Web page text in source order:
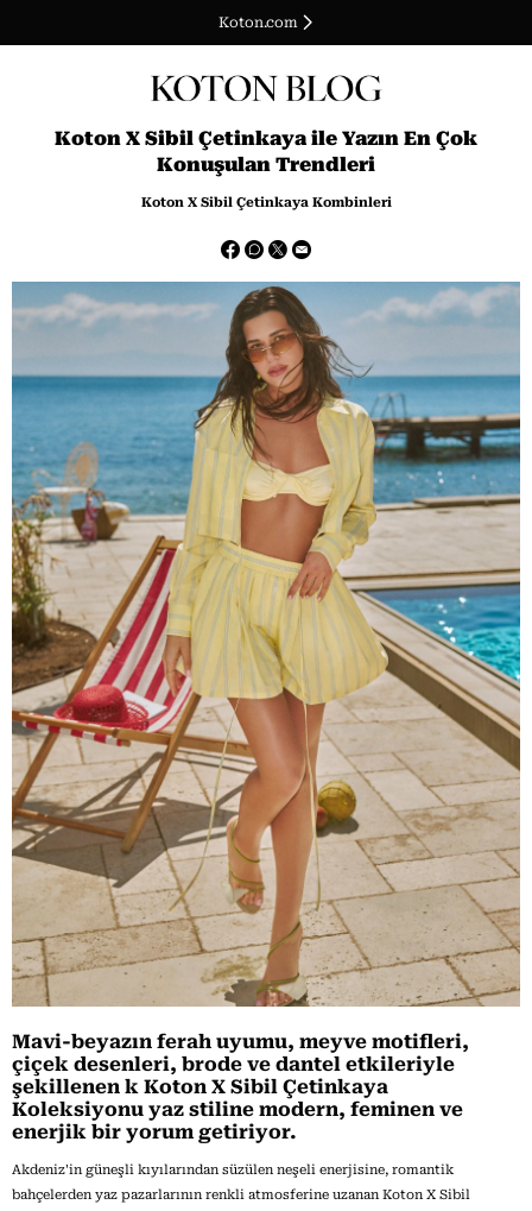
Koton.com
Koton X Sibil Çetinkaya ile Yazın En Çok
Konuşulan Trendleri
Koton X Sibil Çetinkaya Kombinleri
Mavi-beyazın ferah uyumu, meyve motifleri,
çiçek desenleri, brode ve dantel etkileriyle
şekillenen k Koton X Sibil Çetinkaya
Koleksiyonu yaz stiline modern, feminen ve
enerjik bir yorum getiriyor.
Akdeniz'in güneşli kıyılarından süzülen neşeli enerjisine, romantik
bahçelerden yaz pazarlarının renkli atmosferine uzanan Koton X Sibil